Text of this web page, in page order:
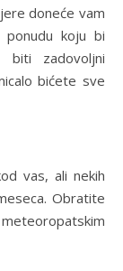
doneće vam
koju bi
biti zadovoljni
bićete sve
vas, ali nekih
Obratite